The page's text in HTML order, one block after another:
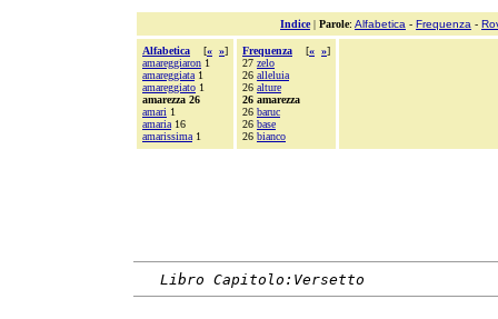
Indice| Parole: Alfabetica - Frequenza -
Alfabetica [« »]
amareggiaron 1
amareggiata 1
amareggiato 1
amarezza 26
amari 1
amaria 16
amarissima 1
Frequenza [« »]
27 zelo
26 alleluia
26 alture
26 amarezza
26 baruc
26 base
26 bianco
Libro Capitolo:Versetto